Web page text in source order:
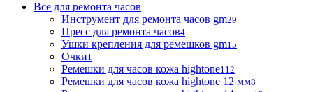
Все для ремонта часов
Инструмент для ремонта часов gm29
Пресс для ремонта часов4
Ушки крепления для ремешков gm15
Очки1
Ремешки для часов кожа hightone112
Ремешки для часов кожа hightone 12 мм8